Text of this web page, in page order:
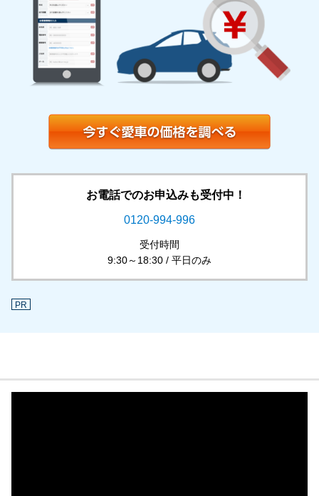
お電話でのお申込みも受付中！
0120-994-996
受付時間
9:30～18:30 / 平日のみ
PR